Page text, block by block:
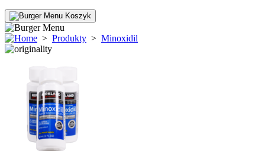
Koszyk
> Produkty > Minoxidil